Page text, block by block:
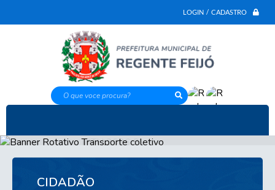
LOGIN / CADASTRO
O que voce procura?
CIDADÃO